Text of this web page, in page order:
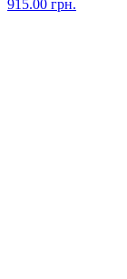
915.00 грн.